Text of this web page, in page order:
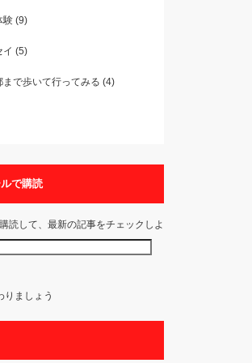
験(9)
イ (5)
まで歩いて行ってみる (4)
で購読
読して、最新の記事をチェックしよ
りましょう